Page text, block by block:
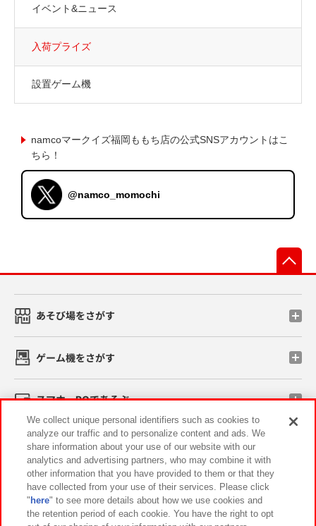
イベント&ニュース
入荷プライズ
設置ゲーム機
namcoマークイズ福岡ももち店の公式SNSアカウントはこ
ちら！
@namco_momochi
あそび場をさがす
ゲーム機をさがす
スマホ・PCであそぶ
イベント・キャンペーン
関連会社 サステナビリティ サイトポリシー
We collect unique personal identifiers such as cookies to
analyze our traffic and to personalize content and ads. We
share information about your use of our website with our
analytics and advertising partners, who may combine it with
other information that you have provided to them or that they
have collected from your use of their services. Please click
" here" to see more details about how we use cookies and
the retention period of each cookie. You have the right to opt